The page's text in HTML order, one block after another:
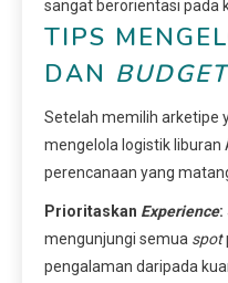
sangat berorientasi pada
TIPS
DAN BUDGET
Setelah memilih arketipe
mengelola logistik liburan
perencanaan yang
Prioritaskan Experience:
mengunjungi semua spot
pengalaman daripada